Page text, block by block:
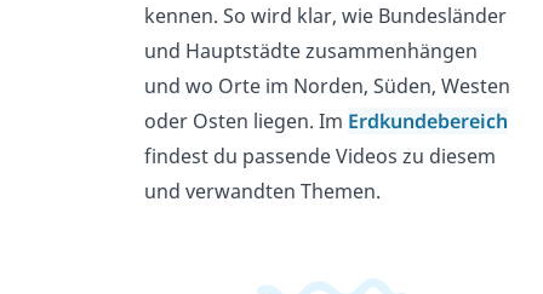
kennen. So wird klar, wie Bundesländer
und Hauptstädte zusammenhängen
und wo Orte im Norden, Süden, Westen
oder Osten liegen. Im Erdkundebereich
findest du passende Videos zu diesem
und verwandten Themen.